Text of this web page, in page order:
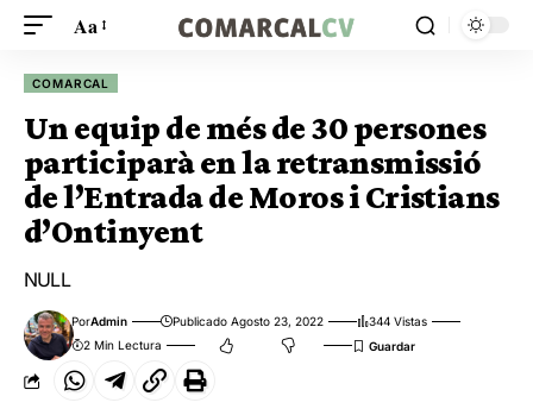
Aa
COMARCAL
Un equip de més de 30 persones
participarà en la retransmissió
de l’Entrada de Moros i Cristians
d’Ontinyent
NULL
PorAdmin Publicado Agosto 23, 2022
344 Vistas
2 Min Lectura